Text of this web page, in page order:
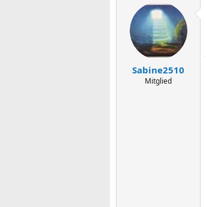
Sabine2510
Mitglied